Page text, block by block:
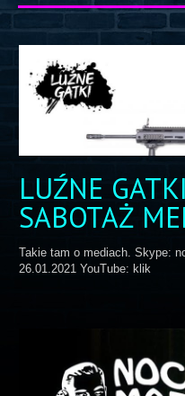
START
ARCHIWUM
KONTAKT
LOGOWANIE
LUŹNE
SABOTAŻ
Takie tam o mediach. Skype:
26.01.2021 YouTube: klik